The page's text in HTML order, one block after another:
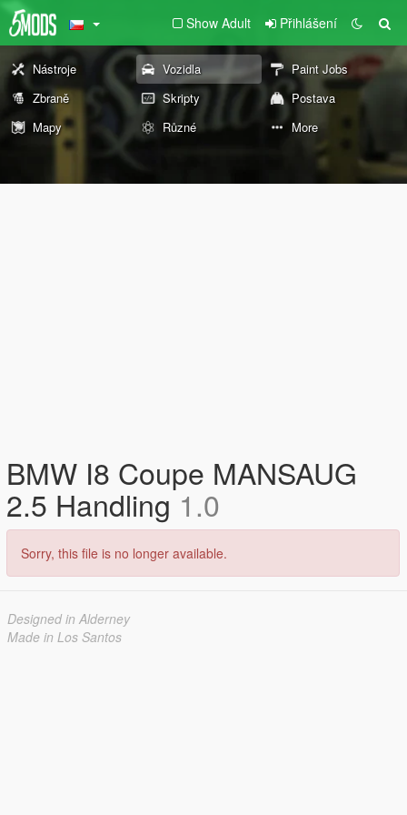
Show Adult Přihlášení
Nástroje Vozidla
Paint Jobs
Zbraně
Skripty
Postava
Mapy
Různé More
BMW I8 Coupe MANSAUG
2.5 Handling1.0
Sorry, this file is no longer available.
Designed in Alderney
Made in Los Santos